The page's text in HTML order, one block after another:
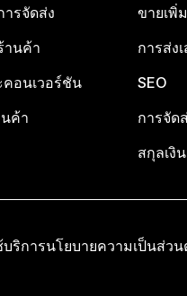
รจัดส่ง
านค้า
อนเวอร์ชัน
ค้า
ขายเพิ่
การส่ง
SEO
การจัด
สกุลเงิ
ริการนโยบายความเป็นส่วน